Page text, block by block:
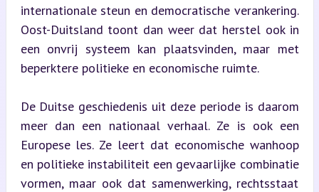
internationale steun en democratische verankering.
Oost-Duitsland toont dan weer dat herstel ook in
een onvrij systeem kan plaatsvinden, maar met
beperktere politieke en economische ruimte.
De Duitse geschiedenis uit deze periode is daarom
meer dan een nationaal verhaal. Ze is ook een
Europese les. Ze leert dat economische wanhoop
en politieke instabiliteit een gevaarlijke combinatie
vormen, maar ook dat samenwerking, rechtsstaat